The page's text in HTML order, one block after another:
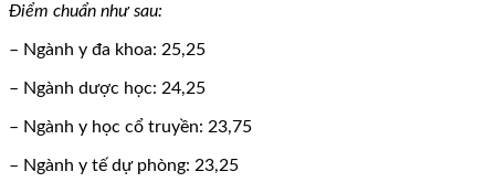
Điểm chuẩn như sau:
– Ngành y đa khoa: 25,25
– Ngành dược học: 24,25
– Ngành y học cổ truyền: 23,75
– Ngành y tế dự phòng: 23,25